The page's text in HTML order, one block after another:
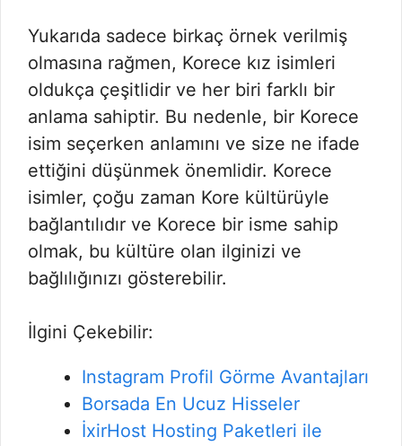
Yukarıda sadece birkaç örnek verilmiş
olmasına rağmen, Korece kız isimleri
oldukça çeşitlidir ve her biri farklı bir
anlama sahiptir. Bu nedenle, bir Korece
isim seçerken anlamını ve size ne ifade
ettiğini düşünmek önemlidir. Korece
isimler, çoğu zaman Kore kültürüyle
bağlantılıdır ve Korece bir isme sahip
olmak, bu kültüre olan ilginizi ve
bağlılığınızı gösterebilir.
İlgini Çekebilir:
Instagram Profil Görme Avantajları
Borsada En Ucuz Hisseler
İxirHost Hosting Paketleri ile